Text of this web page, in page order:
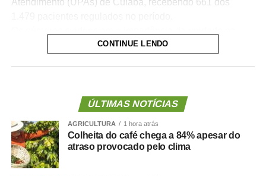
Atendimento (UPAs) de Cuiabá, recebendo 661 dos
organização da assistência hospitalar. Sozinho, o HMC
de pacientes e desafogar as UPAs.
destacou que os resultados refletem o fortalecimento da
rede pública de saúde.
“Os números demonstram que o Hospital Municipal de
CONTINUE LENDO
ÚLTIMAS NOTÍCIAS
AGRICULTURA 1 hora atrás
Colheita do café chega a 84% apesar do
atraso provocado pelo clima